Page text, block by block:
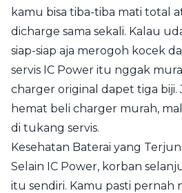
kamu bisa tiba-tiba mati total
dicharge sama sekali. Kalau
siap-siap aja merogoh kocek
servis IC Power itu nggak
charger original dapet tiga biji.
hemat beli charger murah,
di tukang servis.
Kesehatan Baterai yang
Selain IC Power, korban
itu sendiri. Kamu pasti pernah